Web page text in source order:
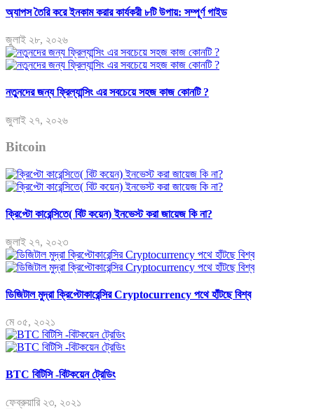
অ্যাপস তৈরি করে ইনকাম করার কার্যকরী ৮টি উপায়: সম্পূর্ণ গাইড
জুলাই ২৮, ২০২৬
নতুনদের জন্য ফ্রিল্যান্সিং এর সবচেয়ে সহজ কাজ কোনটি ?
জুলাই ২৭, ২০২৬
Bitcoin
ক্রিপ্টো কারেন্সিতে( বিট কয়েন) ইনভেস্ট করা জায়েজ কি না?
জুলাই ২৭, ২০২৩
ডিজিটাল মুদ্রা ক্রিপ্টোকারেন্সির Cryptocurrency পথে হাঁটছে বিশ্ব
মে ০৫, ২০২১
BTC বিটিসি -বিটকয়েন ট্রেডিং
ফেব্রুয়ারি ২৩, ২০২১